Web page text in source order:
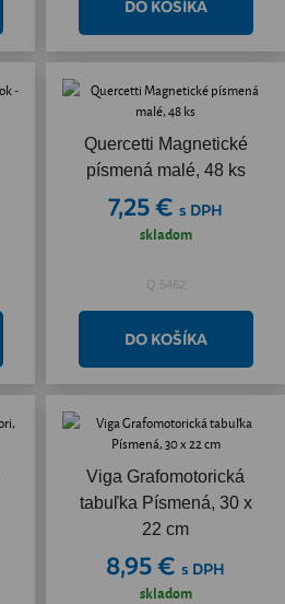
Quercetti Magnetické
písmená malé, 48 ks
7,25 € s DPH
skladom
Q.5462
Viga Grafomotorická
tabuľka Písmená, 30 x
22 cm
8,95 € s DPH
skladom